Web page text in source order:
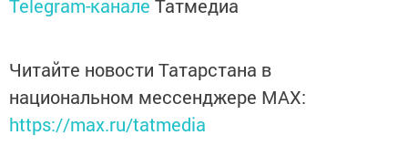
Telegram-канале Татмедиа
Читайте новости Татарстана в
национальном мессенджере MАХ:
https://max.ru/tatmedia